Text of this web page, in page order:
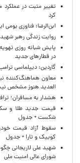
کرد
ابن‌الرضا: فناوری بومی
روایت زندگی رهبر
پایش شبانه روزی
در قطارهای جدید
گاردین: دیپلماسی
معاون هماهنگ‌کننده
العدید هنوز مشخص
هشدار به مسافران؛
شکست + جدول
سقوط آزاد قیمت
کوییک و تارا + جدول
شهید علی لاریجانی
شورای عالی امنیت ملی